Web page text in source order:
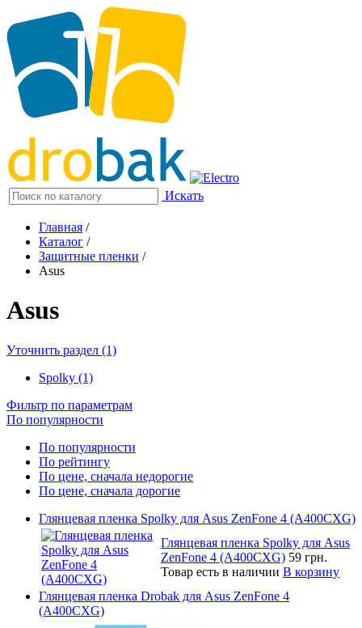
Искать
Главная /
Каталог /
Защитные пленки /
Asus
Asus
Уточнить раздел (1)
Spolky (1)
Фильтр по параметрам
По популярности
По популярности
По рейтингу
По цене, сначала недорогие
По цене, сначала дорогие
Глянцевая пленка Spolky для Asus ZenFone 4 (A400CXG)
Глянцевая пленка Spolky для Asus
ZenFone 4 (A400CXG) 59 грн.
Товар есть в наличии В корзину
Глянцевая пленка Drobak для Asus ZenFone 4
(A400CXG)